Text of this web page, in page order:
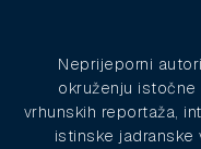
Neprijeporni
okruženju
vrhunskih reportaža,
istinske jadranske